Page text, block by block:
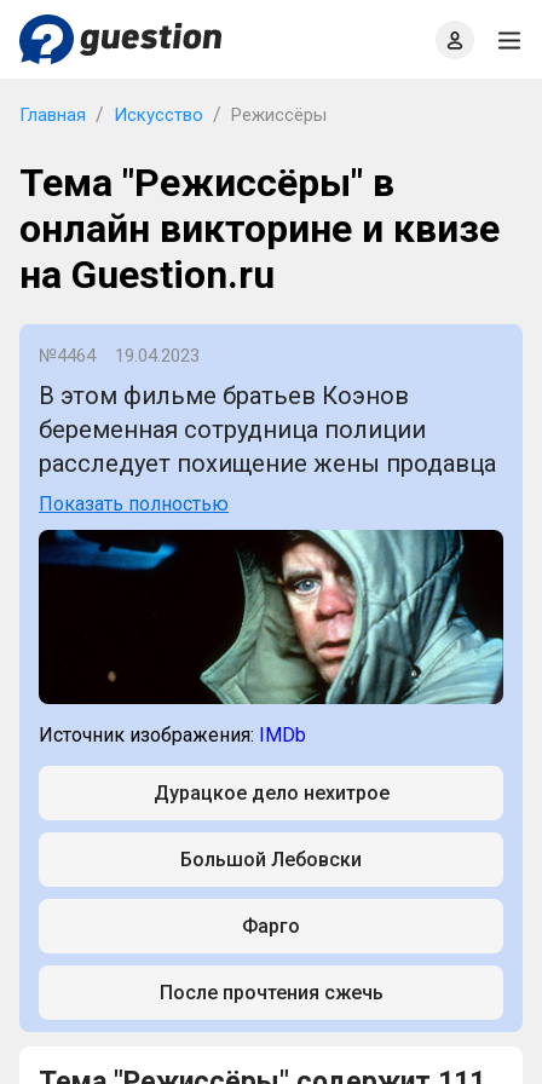
Главная Искусство Режиссёры
Тема "Режиссёры" в
онлайн викторине и квизе
на Guestion.ru
№4464 19.04.2023
В этом фильме братьев Коэнов
беременная сотрудница полиции
расследует похищение жены продавца
подержанных автомобилей в глубинке
американской Миннесоты. Как он
называется?
Показать полностью
Источник изображения: IMDb
Дурацкое дело нехитрое
Большой Лебовски
Фарго
После прочтения сжечь